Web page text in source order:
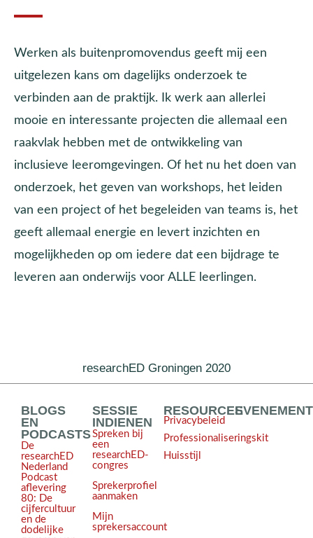
Werken als buitenpromovendus geeft mij een
uitgelezen kans om dagelijks onderzoek te
verbinden aan de praktijk. Ik werk aan allerlei
mooie en interessante projecten die allemaal een
raakvlak hebben met de ontwikkeling van
inclusieve leeromgevingen. Of het nu het doen van
onderzoek, het geven van workshops, het leiden
van een project of het begeleiden van teams is, het
geeft allemaal energie en levert inzichten en
mogelijkheden op om iedere dat een bijdrage te
leveren aan onderwijs voor ALLE leerlingen.
researchED Groningen 2020
BLOGS
EN
PODCASTS
De
researchED
Nederland
Podcast
aflevering
80: De
cijfercultuur
en de
dodelijke
SESSIE
INDIENEN
Spreken bij
een
researchED-
congres
Sprekerprofiel
aanmaken
Mijn
sprekersaccount
RESOURCES
Privacybeleid
Professionaliseringskit
Huisstijl